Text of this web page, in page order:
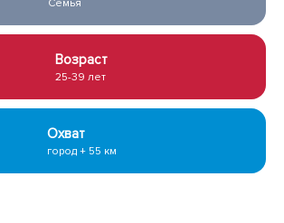
Семья
Возраст
25-39 лет
Охват
город + 55 км